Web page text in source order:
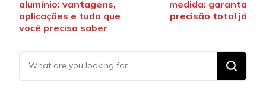
alumínio: vantagens,
aplicações e tudo que
você precisa saber
medida: garanta
precisão total já